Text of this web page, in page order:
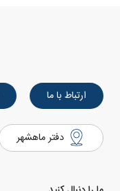
ارتباط با ما
دفتر ماهشهر